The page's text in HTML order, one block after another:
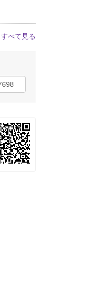
すべて見る